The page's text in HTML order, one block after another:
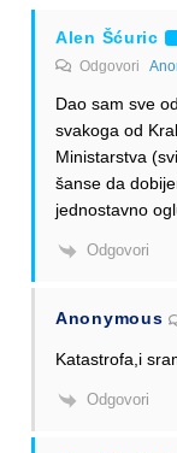
Alen Šćuric
Odgovori
Dao sam sve
svakoga od
Ministarstva
šanse da
jednostavno
Odgovori
Anonymous
Katastrofa,i
Odgovori